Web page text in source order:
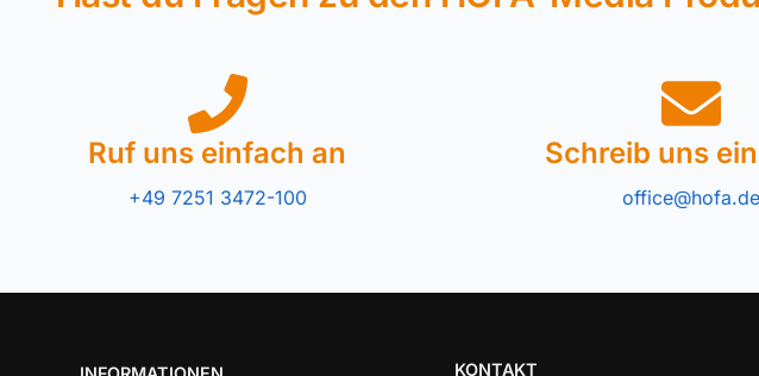
Ruf uns einfach an
+49 7251 3472-100
Schreib uns
office@hofa.de
KONTAKT